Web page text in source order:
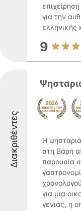
για την
ελληνικής
9
Διακριθέντες
Η
στη Βάρη
παρουσία
για μια
γενιάς, η